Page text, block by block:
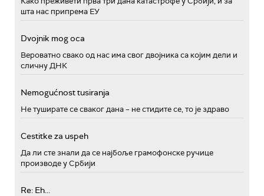
шта нас припрема ЕУ
Dvojnik mog oca
Вероватно свако од нас има свог двојника са којим дели и
сличну ДНК
Nemogućnost tusiranja
Не туширате се сваког дана – не стидите се, то је здраво
Cestitke za uspeh
Да ли сте знали да се најбоље грамофонске ручице
производе у Србији
Re: Eh...